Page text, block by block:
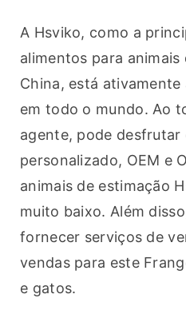
A Hsviko, como a
alimentos para animais
China, está
em todo o mundo. Ao
agente, pode desfrutar
personalizado, OEM e
animais de estimação
muito baixo. Além
fornecer serviços de
vendas para este
e gatos.